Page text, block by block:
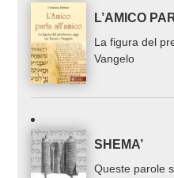
L’AMICO
La figura del
Vangelo
SHEMA’
Queste parole